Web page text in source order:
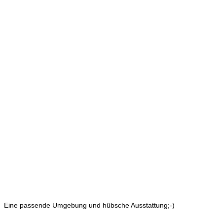
Eine passende Umgebung und hübsche Ausstattung;-)